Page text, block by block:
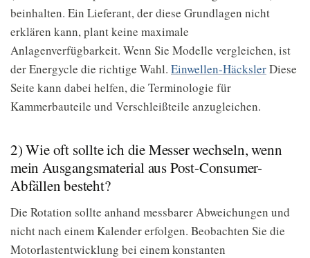
beinhalten. Ein Lieferant, der diese Grundlagen nicht
erklären kann, plant keine maximale
Anlagenverfügbarkeit. Wenn Sie Modelle vergleichen, ist
der Energycle die richtige Wahl. Einwellen-HäckslerDiese
Seite kann dabei helfen, die Terminologie für
Kammerbauteile und Verschleißteile anzugleichen.
2) Wie oft sollte ich die Messer wechseln, wenn
mein Ausgangsmaterial aus Post-Consumer-
Abfällen besteht?
Die Rotation sollte anhand messbarer Abweichungen und
nicht nach einem Kalender erfolgen. Beobachten Sie die
Motorlastentwicklung bei einem konstanten